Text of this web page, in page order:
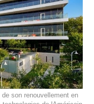
de son renouvellement en